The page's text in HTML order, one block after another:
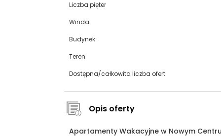
Liczba pięter
Winda
Budynek
Teren
Dostępna/całkowita liczba ofert
Opis oferty
Apartamenty Wakacyjne w Nowym